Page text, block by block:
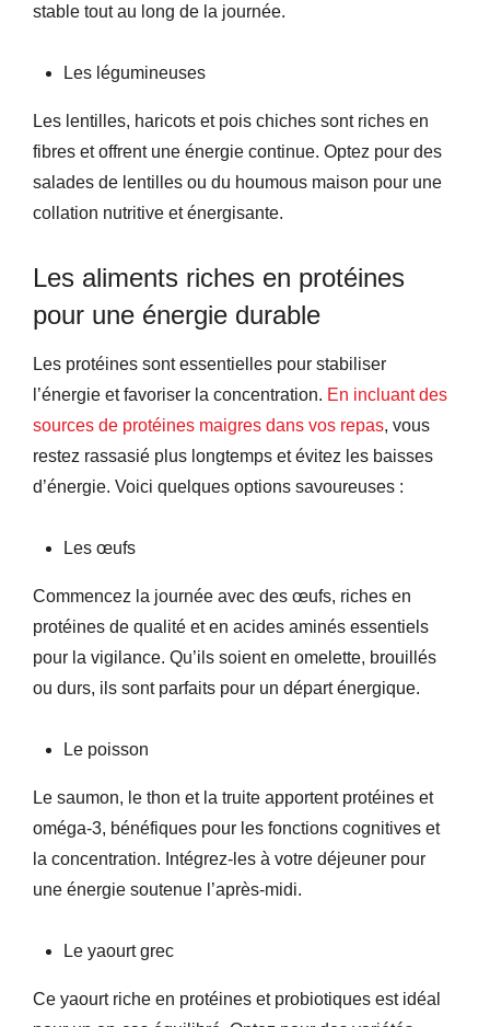
stable tout au long de la journée.
Les légumineuses
Les lentilles, haricots et pois chiches sont riches en
fibres et offrent une énergie continue. Optez pour des
salades de lentilles ou du houmous maison pour une
collation nutritive et énergisante.
Les aliments riches en protéines
pour une énergie durable
Les protéines sont essentielles pour stabiliser
l’énergie et favoriser la concentration. En incluant des
sources de protéines maigres dans vos repas, vous
restez rassasié plus longtemps et évitez les baisses
d’énergie. Voici quelques options savoureuses :
Les œufs
Commencez la journée avec des œufs, riches en
protéines de qualité et en acides aminés essentiels
pour la vigilance. Qu’ils soient en omelette, brouillés
ou durs, ils sont parfaits pour un départ énergique.
Le poisson
Le saumon, le thon et la truite apportent protéines et
oméga-3, bénéfiques pour les fonctions cognitives et
la concentration. Intégrez-les à votre déjeuner pour
une énergie soutenue l’après-midi.
Le yaourt grec
Ce yaourt riche en protéines et probiotiques est idéal